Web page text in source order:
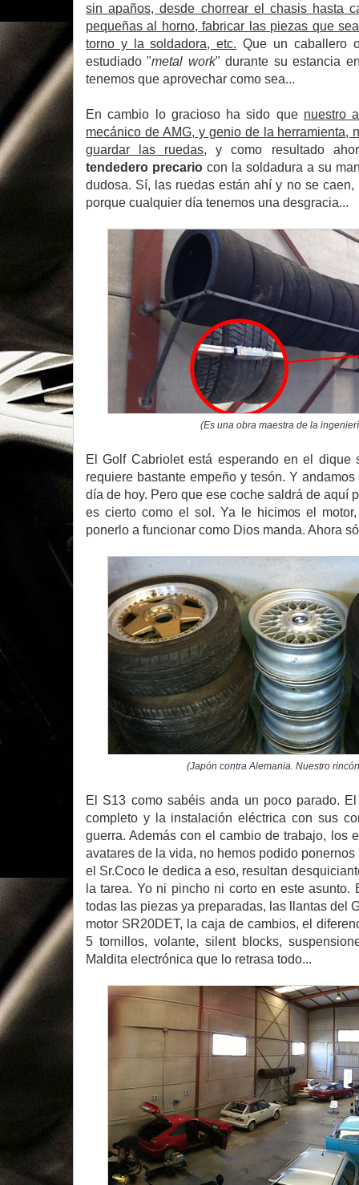
sin apaños, desde chorrear el chasis hasta
pequeñas al horno, fabricar las piezas que
torno y la soldadora, etc. Que un caballero
estudiado "metal work" durante su estancia
tenemos que aprovechar como sea...
En cambio lo gracioso ha sido que nuestro
mecánico de AMG, y genio de la herramienta,
guardar las ruedas, y como resultado
tendedero precario con la soldadura a su
dudosa. Sí, las ruedas están ahí y no se caen,
porque cualquier día tenemos una desgracia...
(Es una obra maestra de la
El Golf Cabriolet está esperando en el dique
requiere bastante empeño y tesón. Y
día de hoy. Pero que ese coche saldrá de aquí
es cierto como el sol. Ya le hicimos el
ponerlo a funcionar como Dios manda. Ahora
(Japón contra Alemania. Nuestro
El S13 como sabéis anda un poco parado.
completo y la instalación eléctrica con sus
guerra. Además con el cambio de trabajo, los
avatares de la vida, no hemos podido
el Sr.Coco le dedica a eso, resultan
la tarea. Yo ni pincho ni corto en este asunto.
todas las piezas ya preparadas, las llantas del
motor SR20DET, la caja de cambios, el
5 tornillos, volante, silent blocks,
Maldita electrónica que lo retrasa todo...